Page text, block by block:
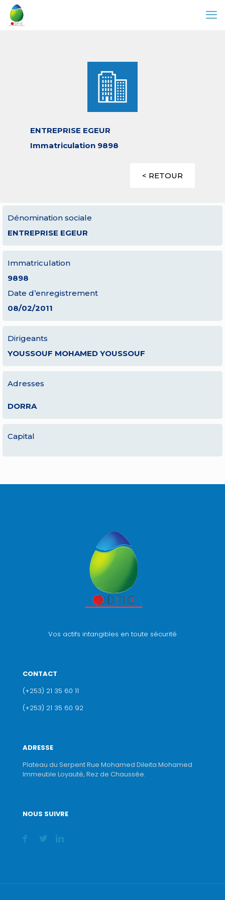
ENTREPRISE EGEUR
Immatriculation 9898
< RETOUR
Dénomination sociale
ENTREPRISE EGEUR
Immatriculation
9898
Date d’enregistrement
08/02/2011
Dirigeants
YOUSSOUF MOHAMED YOUSSOUF
Adresses
DORRA
Capital
Vos actifs intangibles en toute sécurité
CONTACT
(+253) 21 35 60 11
(+253) 21 35 60 92
ADRESSE
Plateau du Serpent Rue Mohamed Dileita Mohamed
Immeuble Loyauté, Rez de Chaussée.
NOUS SUIVRE